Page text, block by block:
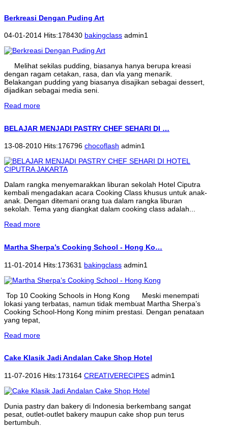
Berkreasi Dengan Puding Art
04-01-2014 Hits:178430 bakingclass admin1
Melihat sekilas pudding, biasanya hanya berupa kreasi
dengan ragam cetakan, rasa, dan vla yang menarik.
Belakangan pudding yang biasanya disajikan sebagai dessert,
dijadikan sebagai media seni.
Read more
BELAJAR MENJADI PASTRY CHEF SEHARI DI …
13-08-2010 Hits:176796 chocoflash admin1
Dalam rangka menyemarakkan liburan sekolah Hotel Ciputra
kembali mengadakan acara Cooking Class khusus untuk anak-
anak. Dengan ditemani orang tua dalam rangka liburan
sekolah. Tema yang diangkat dalam cooking class adalah...
Read more
Martha Sherpa’s Cooking School - Hong Ko…
11-01-2014 Hits:173631 bakingclass admin1
Top 10 Cooking Schools in Hong Kong Meski menempati
lokasi yang terbatas, namun tidak membuat Martha Sherpa’s
Cooking School-Hong Kong minim prestasi. Dengan penataan
yang tepat,
Read more
Cake Klasik Jadi Andalan Cake Shop Hotel
11-07-2016 Hits:173164 CREATIVERECIPES admin1
Dunia pastry dan bakery di Indonesia berkembang sangat
pesat, outlet-outlet bakery maupun cake shop pun terus
bertumbuh.